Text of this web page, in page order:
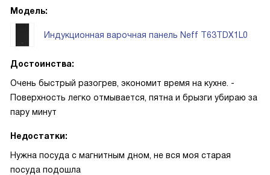
Модель:
Индукционная варочная панель Neff T63TDX1L0
Достоинства:
Очень быстрый разогрев, экономит время на кухне. -
Поверхность легко отмывается, пятна и брызги убираю за
пару минут
Недостатки:
Нужна посуда с магнитным дном, не вся моя старая
посуда подошла